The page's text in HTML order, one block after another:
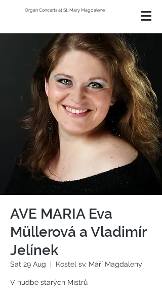
Organ Concerts at St. Mary Magdalene
AVE MARIA Eva
Müllerová a Vladimír
Jelínek
Sat 29 Aug
  |
Kostel sv. Máří Magdaleny
V hudbě starých Mistrů